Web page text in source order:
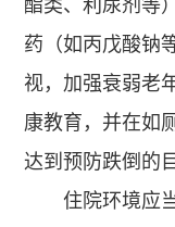
酯类、利尿剂等
药（如丙戊酸钠
视，加强衰弱老
康教育，并在如
达到预防跌倒的
住院环境应